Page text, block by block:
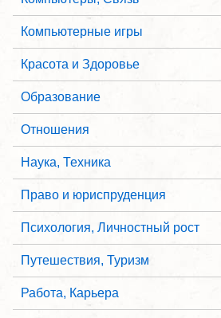
Компьютерные игры
Красота и Здоровье
Образование
Отношения
Наука, Техника
Право и юриспруденция
Психология, Личностный рост
Путешествия, Туризм
Работа, Карьера